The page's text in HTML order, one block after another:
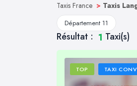
Taxis France > Taxis
Département 11
Résultat : 1 Taxi(s)
TOP TAXI